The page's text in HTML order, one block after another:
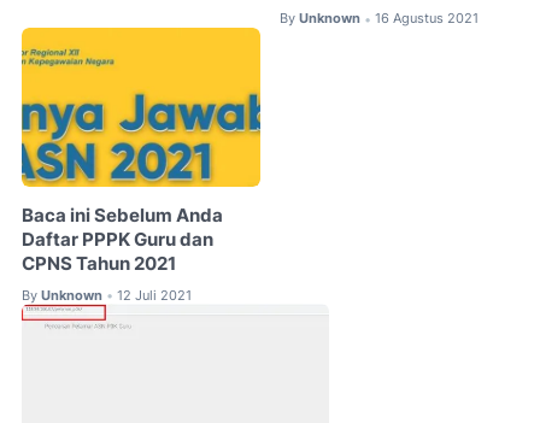
By Unknown • 16 Agustus 2021
Baca ini Sebelum Anda
Daftar PPPK Guru dan
CPNS Tahun 2021
By Unknown • 12 Juli 2021